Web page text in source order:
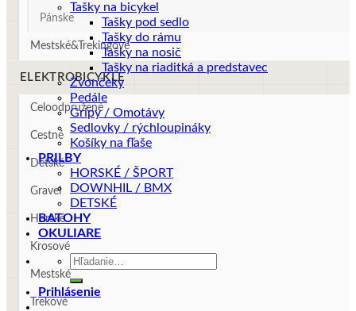
Tašky na bicykel
Tašky pod sedlo
Tašky do rámu
Tašky na nosič
Tašky na riaditká a predstavec
Zvončeky
Pedále
Gripy / Omotávy
Sedlovky / rýchloupináky
Košíky na fľaše
PRILBY
HORSKÉ / ŠPORT
DOWNHIL / BMX
DETSKÉ
BATOHY
OKULIARE
Hľadať:
Prihlásenie
Pánske
Mestské&Trekingové
ELEKTROBICYKLE
Celoodpružené
Cestné
Detské
Gravel
Horské
Krosové
Mestské
Trekové